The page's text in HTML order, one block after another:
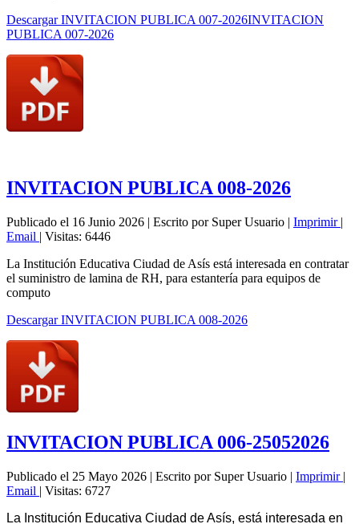
Descargar INVITACION PUBLICA 007-2026INVITACION
PUBLICA 007-2026
INVITACION PUBLICA 008-2026
Publicado el 16 Junio 2026 | Escrito por Super Usuario | Imprimir |
Email | Visitas: 6446
La Institución Educativa Ciudad de Asís está interesada en contratar
el suministro de lamina de RH, para estantería para equipos de
computo
Descargar INVITACION PUBLICA 008-2026
INVITACION PUBLICA 006-25052026
Publicado el 25 Mayo 2026 | Escrito por Super Usuario | Imprimir |
Email | Visitas: 6727
La Institución Educativa Ciudad de Asís, está interesada en